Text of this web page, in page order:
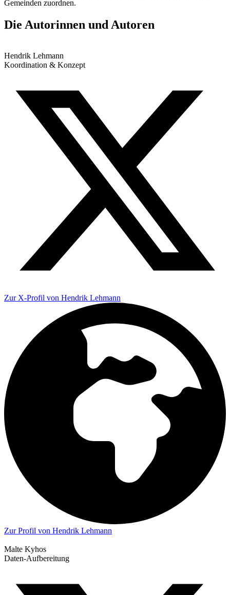
Gemeinden zuordnen.
Die Autorinnen und Autoren
Hendrik Lehmann
Koordination & Konzept
Zur X-Profil von Hendrik Lehmann
Zur Profil von Hendrik Lehmann
Malte Kyhos
Daten-Aufbereitung